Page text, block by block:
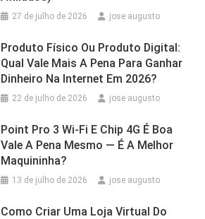
27 de julho de 2026 jose augusto
Produto Físico Ou Produto Digital:
Qual Vale Mais A Pena Para Ganhar
Dinheiro Na Internet Em 2026?
22 de julho de 2026 jose augusto
Point Pro 3 Wi‑Fi E Chip 4G É Boa
Vale A Pena Mesmo — É A Melhor
Maquininha?
13 de julho de 2026 jose augusto
Como Criar Uma Loja Virtual Do